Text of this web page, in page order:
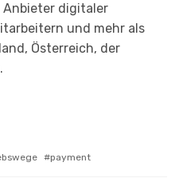
digitaler
und mehr als
Österreich, der
payment